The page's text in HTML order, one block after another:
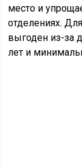
место и
отделениях.
выгоден из-за
лет и